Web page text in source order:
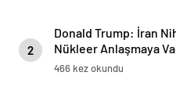
2
Donald Trump: İran
Nükleer Anlaşmaya
Askeri Saldırıları
466 kez okundu